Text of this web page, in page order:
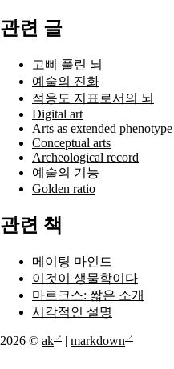
관련 글
고삐 풀린 뇌
예술의 진화
적응도 지표로서의 뇌
Digital art
Arts as extended phenotype
Conceptual arts
Archeological record
예술의 기능
Golden ratio
관련 책
메이팅 마인드
이것이 생물학이다
마르크스: 짧은 소개
시각적인 설명
2026 © ak | markdown